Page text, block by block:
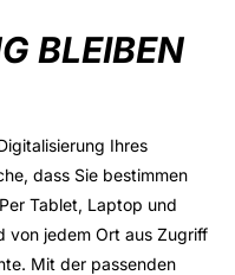
BLEIBEN
Ihres
dass Sie bestimmen
Tablet, Laptop und
von jedem Ort aus Zugriff
Mit der passenden